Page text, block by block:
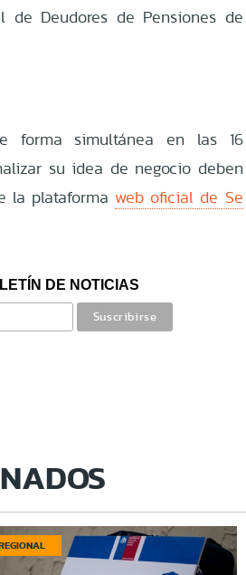
de Deudores de Pensiones de
forma simultánea en las 16
su idea de negocio deben
la plataforma web oficial de Se
DE NOTICIAS